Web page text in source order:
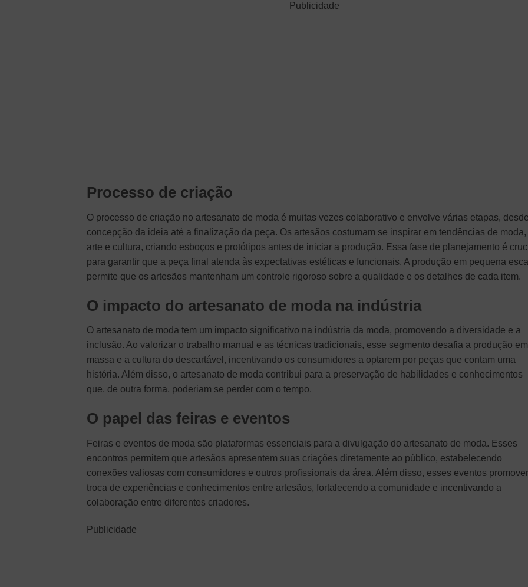
Publicidade
Processo de criação
O processo de criação no artesanato de moda é muitas vezes colaborativo e envolve várias etapas,
concepção da ideia até a finalização da peça. Os artesãos costumam se inspirar em tendências de moda,
arte e cultura, criando esboços e protótipos antes de iniciar a produção. Essa fase de planejamento é
para garantir que a peça final atenda às expectativas estéticas e funcionais. A produção em pequena
permite que os artesãos mantenham um controle rigoroso sobre a qualidade e os detalhes de cada item.
O impacto do artesanato de moda na indústria
O artesanato de moda tem um impacto significativo na indústria da moda, promovendo a diversidade e a
inclusão. Ao valorizar o trabalho manual e as técnicas tradicionais, esse segmento desafia a produção em
massa e a cultura do descartável, incentivando os consumidores a optarem por peças que contam uma
história. Além disso, o artesanato de moda contribui para a preservação de habilidades e conhecimentos
que, de outra forma, poderiam se perder com o tempo.
O papel das feiras e eventos
Feiras e eventos de moda são plataformas essenciais para a divulgação do artesanato de moda. Esses
encontros permitem que artesãos apresentem suas criações diretamente ao público, estabelecendo
conexões valiosas com consumidores e outros profissionais da área. Além disso, esses eventos
troca de experiências e conhecimentos entre artesãos, fortalecendo a comunidade e incentivando a
colaboração entre diferentes criadores.
Publicidade